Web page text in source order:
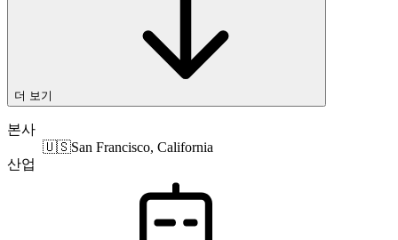
더 보기
본사
🇺🇸San Francisco, California
산업